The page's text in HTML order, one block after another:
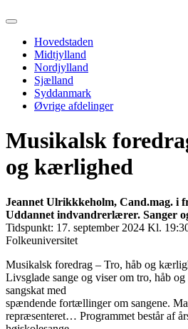
Primary
Hovedstaden
Midtjylland
Nordjylland
Sjælland
Syddanmark
Øvrige afdelinger
Musikalsk
og kærlighed
Jeannet Ulrikkkeholm, Cand.mag. i
Uddannet indvandrerlærer. Sanger
Tidspunkt: 17. september 2024 Kl.
Folkeuniversitet
Musikalsk foredrag – Tro, håb og
Livsglade sange og viser om tro, håb
sangskat med
spændende fortællinger om sangene.
repræsenteret… Programmet består af